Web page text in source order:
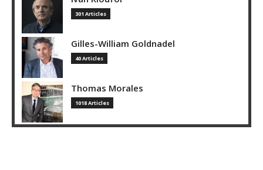
301 Articles
Gilles-William Goldnadel
40 Articles
Thomas Morales
1018 Articles